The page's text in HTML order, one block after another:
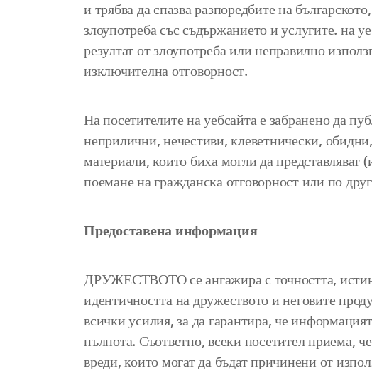
и трябва да спазва разпоредбите на
злоупотреба със съдържанието и услугите. на
резултат от злоупотреба или неправилно
изключителна отговорност.
На посетителите на уебсайта е забранено да
неприлични, нечестиви, клеветнически,
материали, които биха могли да
поемане на гражданска отговорност или по
Предоставена информация
ДРУЖЕСТВОТО се ангажира с точността,
идентичността на дружеството и неговите
всички усилия, за да гарантира, че
пълнота. Съответно, всеки посетител приема,
вреди, които могат да бъдат причинени от